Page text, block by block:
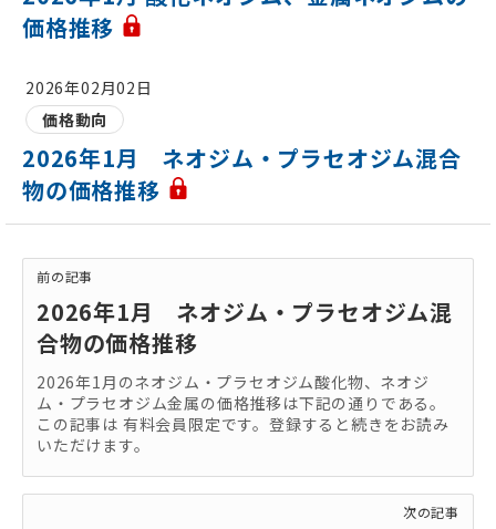
価格推移
2026年02月02日
価格動向
2026年1月 ネオジム・プラセオジム混合
物の価格推移
前の記事
2026年1月 ネオジム・プラセオジム混
合物の価格推移
2026年1月のネオジム・プラセオジム酸化物、ネオジ
ム・プラセオジム金属の価格推移は下記の通りである。
この記事は 有料会員限定です。登録すると続きをお読み
いただけます。
次の記事